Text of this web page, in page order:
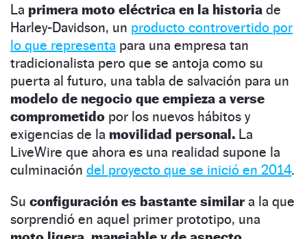
La primera moto eléctrica en la historia de
Harley-Davidson, un producto controvertido por
lo que representa para una empresa tan
tradicionalista pero que se antoja como su
puerta al futuro, una tabla de salvación para un
modelo de negocio que empieza a verse
comprometido por los nuevos hábitos y
exigencias de la movilidad personal. La
LiveWire que ahora es una realidad supone la
culminación del proyecto que se inició en 2014.
Su configuración es bastante similara la que
sorprendió en aquel primer prototipo, una